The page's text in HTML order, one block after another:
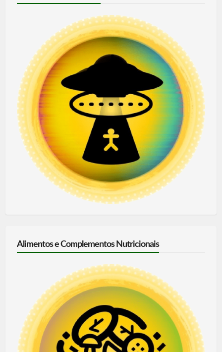
Alimentos e Complementos Nutricionais